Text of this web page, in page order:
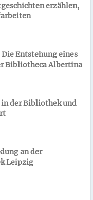
erzählen,
Entstehung eines
Bibliotheca Albertina
der Bibliothek und
an der
Leipzig